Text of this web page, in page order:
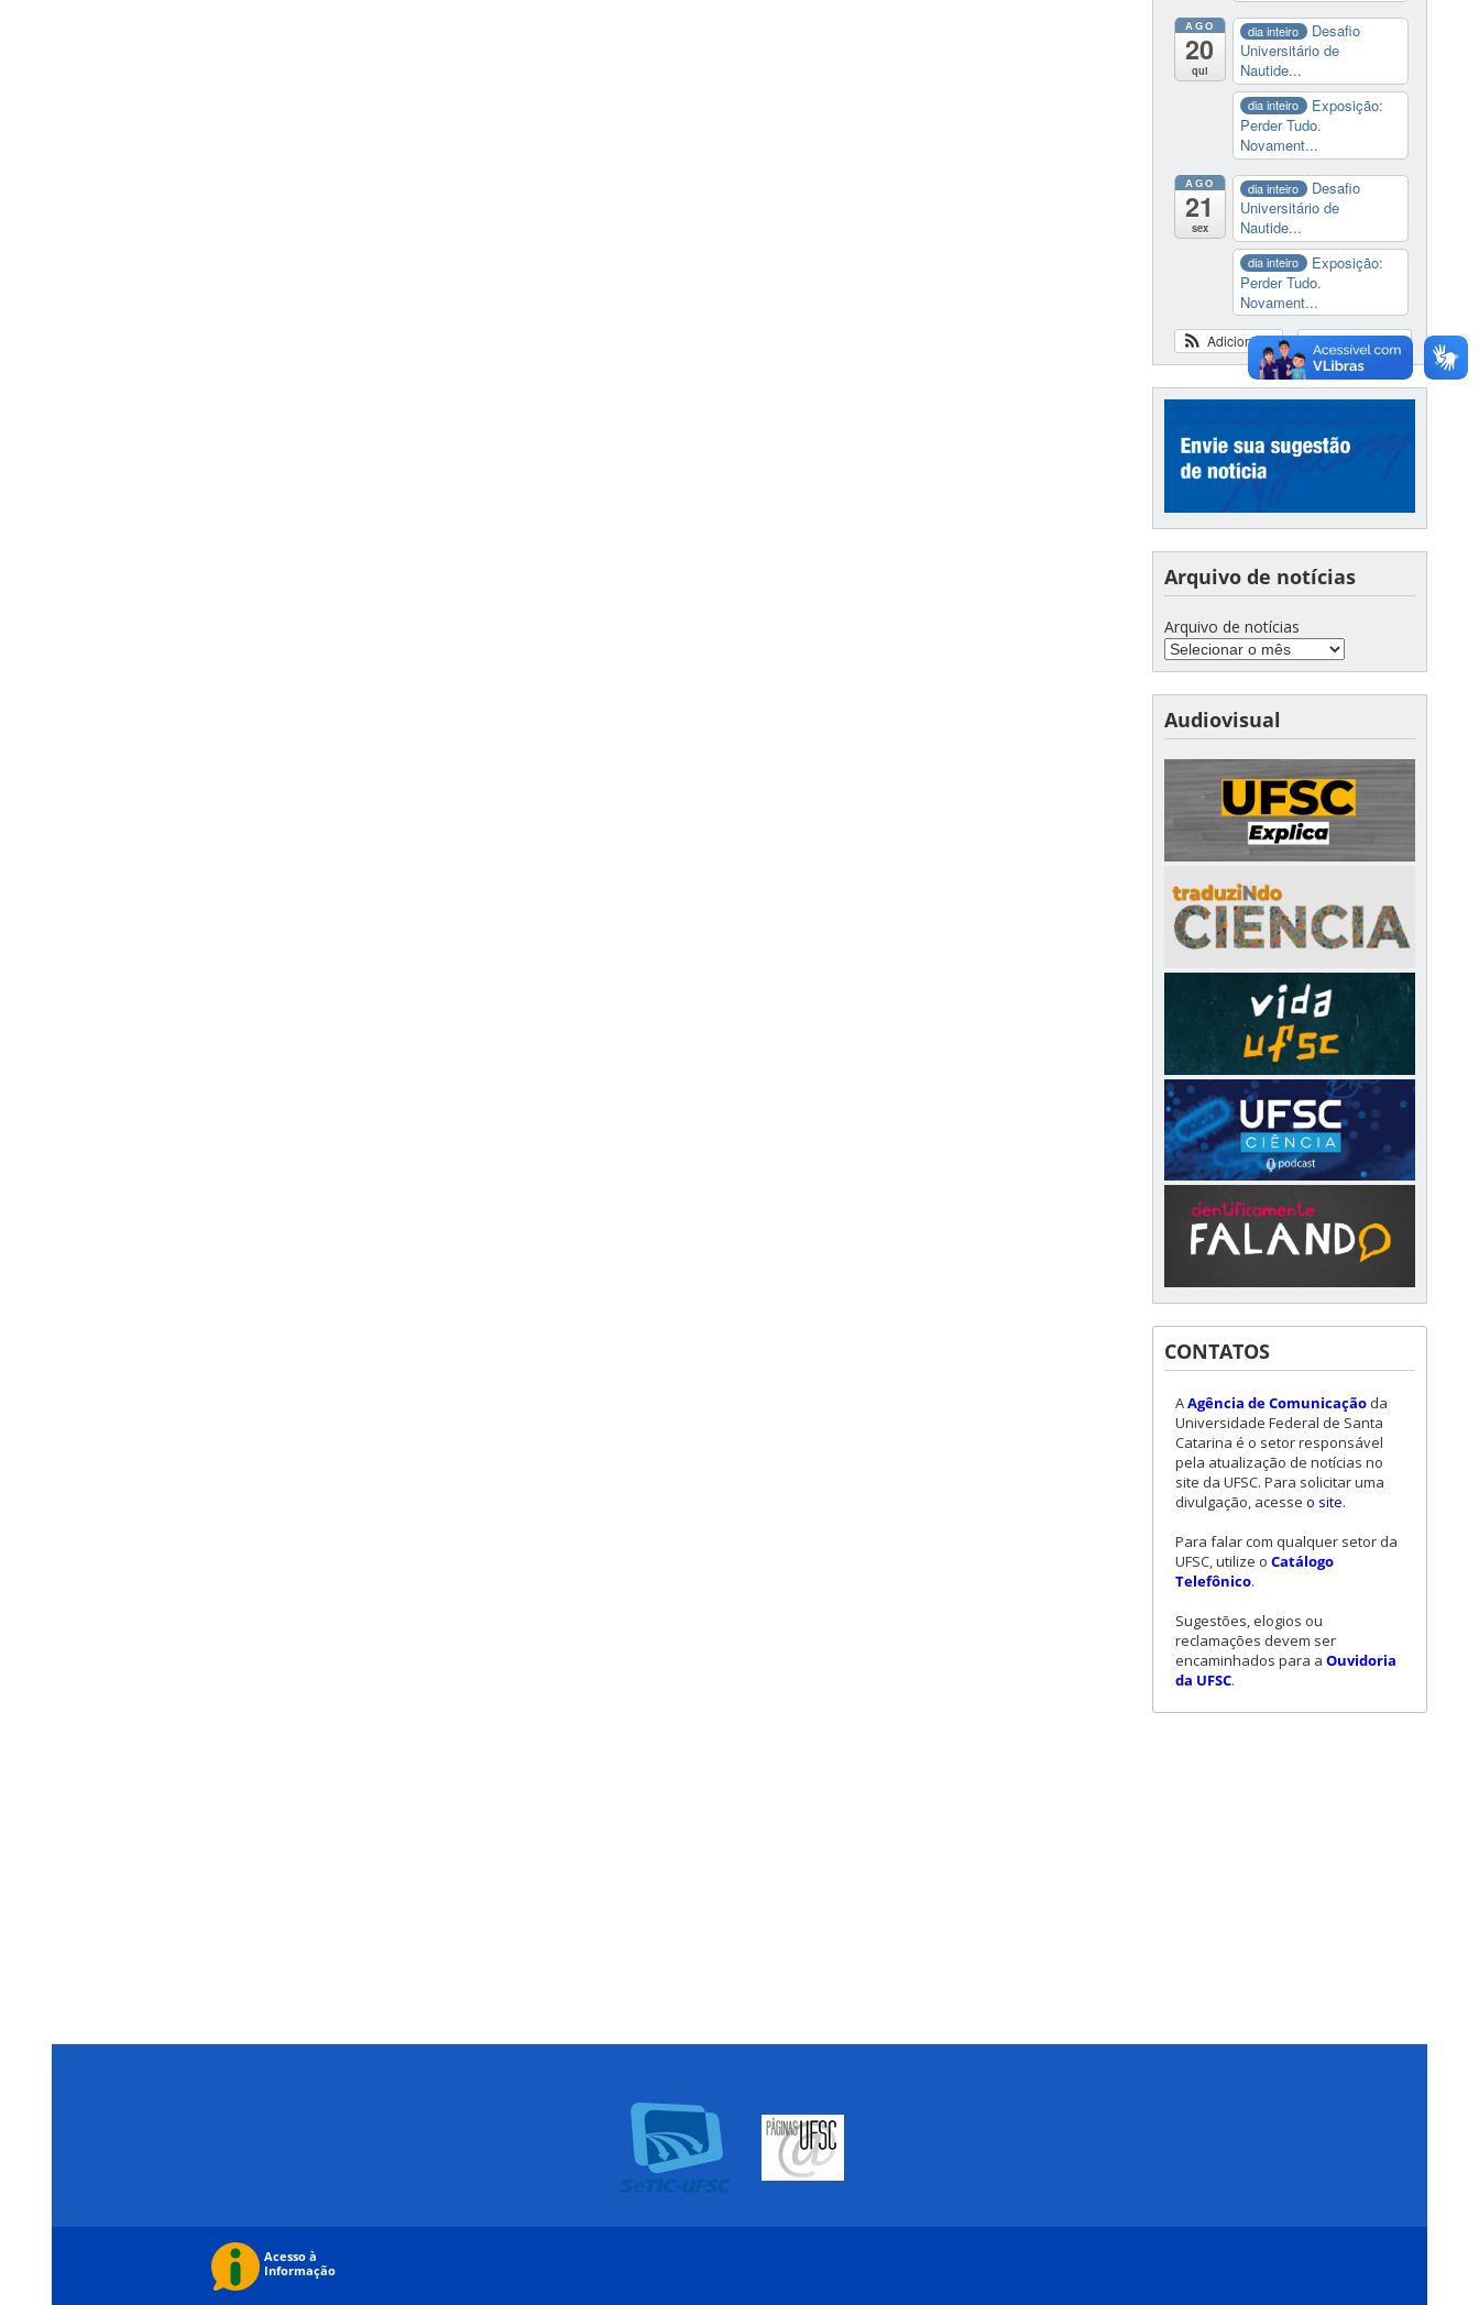
AGO
20
qui
dia inteiro
Desafio
Universitário de
Nautide...
dia inteiro
Exposição:
Perder Tudo.
Novament...
AGO
21
sex
dia inteiro
Desafio
Universitário de
Nautide...
dia inteiro
Exposição:
Perder Tudo.
Novament...
Ver calendário
Adicionar
Arquivo de notícias
Arquivo de notícias
Audiovisual
CONTATOS
AAgência de Comunicação da
Universidade Federal de Santa
Catarina é o setor responsável
pela atualização de notícias no
site da UFSC. Para solicitar uma
divulgação, acesse o site.
Para falar com qualquer setor da
UFSC, utilize o Catálogo
Telefônico.
Sugestões, elogios ou
reclamações devem ser
encaminhados para a Ouvidoria
da UFSC.